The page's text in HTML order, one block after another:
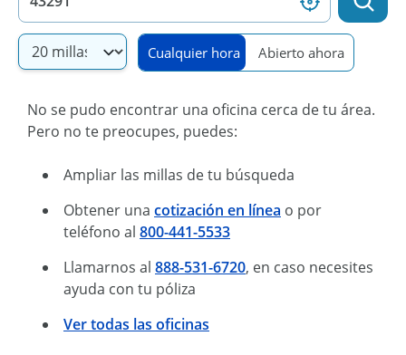
Cualquier hora Abierto ahora
No se pudo encontrar una oficina cerca de tu área.
Pero no te preocupes, puedes:
Ampliar las millas de tu búsqueda
Obtener una cotización en línea o por
teléfono al 800-441-5533
Llamarnos al 888-531-6720, en caso necesites
ayuda con tu póliza
Ver todas las oficinas